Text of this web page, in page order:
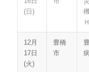
(日)
12月
17日
(火)
豊橋
市